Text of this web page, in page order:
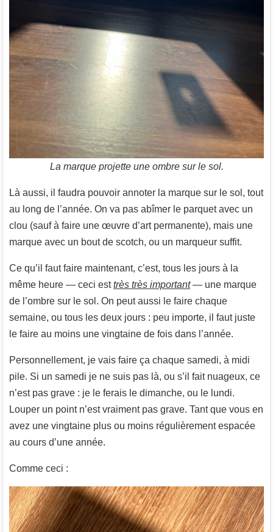
La marque projette une ombre sur le sol.
Là aussi, il faudra pouvoir annoter la marque sur le sol, tout
au long de l’année. On va pas abîmer le parquet avec un
clou (sauf à faire une œuvre d’art permanente), mais une
marque avec un bout de scotch, ou un marqueur suffit.
Ce qu’il faut faire maintenant, c’est, tous les jours à la
même heure — ceci esttrès très important— une marque
de l’ombre sur le sol. On peut aussi le faire chaque
semaine, ou tous les deux jours : peu importe, il faut juste
le faire au moins une vingtaine de fois dans l’année.
Personnellement, je vais faire ça chaque samedi, à midi
pile. Si un samedi je ne suis pas là, ou s’il fait nuageux, ce
n’est pas grave : je le ferais le dimanche, ou le lundi.
Louper un point n’est vraiment pas grave. Tant que vous en
avez une vingtaine plus ou moins régulièrement espacée
au cours d’une année.
Comme ceci :